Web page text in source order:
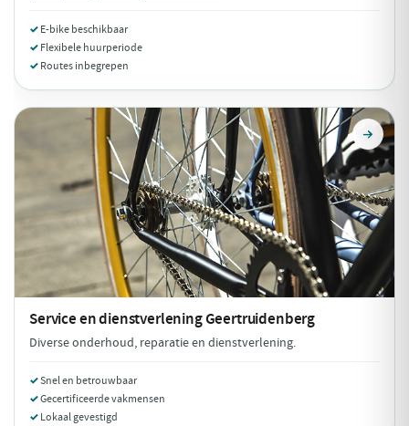
E-bike beschikbaar
Flexibele huurperiode
Routes inbegrepen
Service en dienstverleningGeertruidenberg
Diverse onderhoud, reparatie en dienstverlening.
Snel en betrouwbaar
Gecertificeerde vakmensen
Lokaal gevestigd